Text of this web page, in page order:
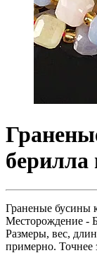
берилла
Граненые бусины
Месторождение -
Размеры, вес,
примерно. Точнее